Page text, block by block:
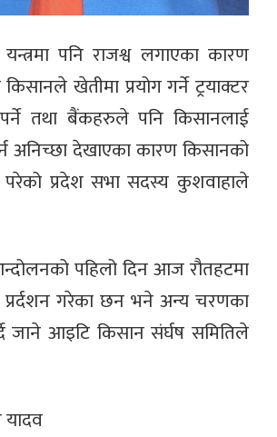
पनि राजश्व लगाएका कारण
खेतीमा प्रयोग गर्ने ट्रयाक्टर
पर्ने तथा बैंकहरुले पनि किसानलाई
अनिच्छा देखाएका कारण किसानको
प्रदेश सभा सदस्य कुशवाहाले
पहिलो दिन आज रौतहटमा
प्रर्दशन गरेका छन भने अन्य चरणका
जाने आइटि किसान संर्घष समितिले
यादव